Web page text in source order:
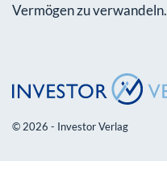
Vermögen zu verwandeln.
© 2026 - Investor Verlag